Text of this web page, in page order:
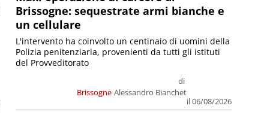
Brissogne: sequestrate armi bianche e
un cellulare
Brissogne
di
Alessandro Bianchet
il 06/08/2026
L'intervento ha coinvolto un centinaio di uomini della
Polizia penitenziaria, provenienti da tutti gli istituti
del Provveditorato